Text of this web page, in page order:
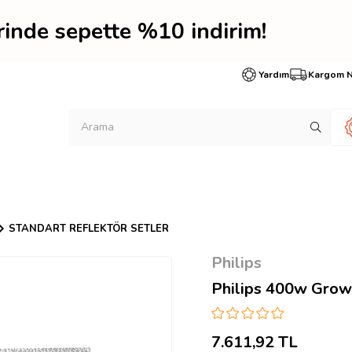
sepette %10
Yardım Kargom
STANDART REFLEKTÖR SETLER
Philips
Philips 400w
7.611,92 TL